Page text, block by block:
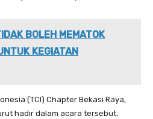
BOLEH MEMATOK
KEGIATAN
(TCI) Chapter Bekasi Raya,
hadir dalam acara tersebut,